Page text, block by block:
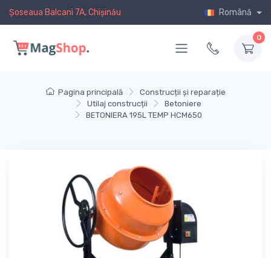
Șoseaua Balcani 7A, Chișinău Română
0
Pagina principală
Construcții și reparație
Utilaj construcții
Betoniere
BETONIERA 195L TEMP HCM650